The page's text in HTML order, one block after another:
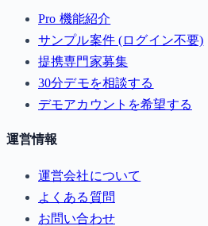
Pro 機能紹介
サンプル案件 (ログイン不要)
提携専門家募集
30分デモを相談する
デモアカウントを希望する
運営情報
運営会社について
よくある質問
お問い合わせ